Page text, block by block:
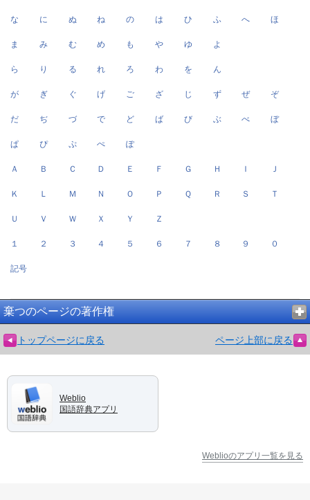
な に ぬ ね の は ひ ふ へ ほ
ま み む め も や ゆ よ
ら り る れ ろ わ を ん
が ぎ ぐ げ ご ざ じ ず ぜ ぞ
だ ぢ づ で ど ば び ぶ べ ぼ
ぱ ぴ ぷ ぺ ぽ
Ａ Ｂ Ｃ Ｄ Ｅ Ｆ Ｇ Ｈ Ｉ Ｊ
Ｋ Ｌ Ｍ Ｎ Ｏ Ｐ Ｑ Ｒ Ｓ Ｔ
Ｕ Ｖ Ｗ Ｘ Ｙ Ｚ
１ ２ ３ ４ ５ ６ ７ ８ ９ ０
記号
棄つのページの著作権
トップページに戻る ページ上部に戻る
Weblio
国語辞典アプリ
Weblioのアプリ一覧を見る